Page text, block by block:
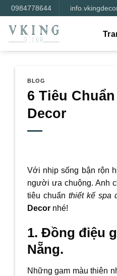
qua
nội
dung
0984778644
BLOG
6 Tiêu
Decor
Với nhịp sống bận rộn
người ưa chuộng. Anh
tiêu chuẩnthiết kế spa
Decor nhé!
1. Đồng điệu
Nẵng.
Những gam màu thiên